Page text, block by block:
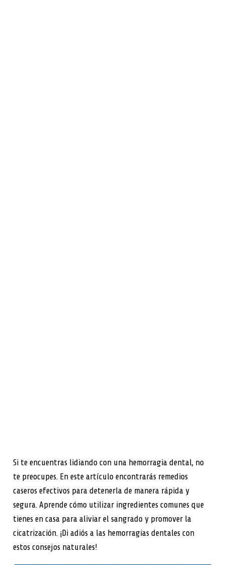
Si te encuentras lidiando con una hemorragia dental, no
te preocupes. En este artículo encontrarás remedios
caseros efectivos para detenerla de manera rápida y
segura. Aprende cómo utilizar ingredientes comunes que
tienes en casa para aliviar el sangrado y promover la
cicatrización. ¡Di adiós a las hemorragias dentales con
estos consejos naturales!